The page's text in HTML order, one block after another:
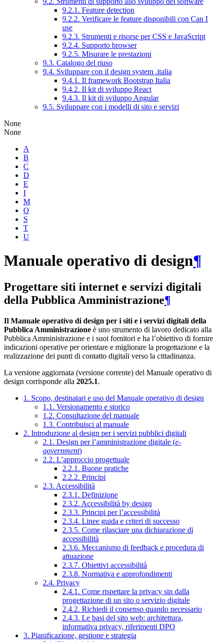
9.2.1. Feature detection
9.2.2. Verificare le feature disponibili con Can I
use
9.2.3. Strumenti e risorse per CSS e JavaScript
9.2.4. Supporto browser
9.2.5. Misurare le prestazioni
9.3. Catalogo del riuso
9.4. Sviluppare con il design system .italia
9.4.1. Il framework Bootstrap Italia
9.4.2. Il kit di sviluppo React
9.4.3. Il kit di sviluppo Angular
9.5. Sviluppare con i modelli di sito e servizi
None
None
A
B
C
D
E
I
M
O
S
T
U
Manuale operativo di design¶
Progettare siti internet e servizi digitali
della Pubblica Amministrazione¶
Il Manuale operativo di design per i siti e i servizi digitali della
Pubblica Amministrazione è uno strumento di lavoro dedicato alla
Pubblica Amministrazione e i suoi fornitori e ha l’obiettivo di fornire
indicazioni operative per orientare e migliorare la progettazione e la
realizzazione dei punti di contatto digitali verso la cittadinanza.
La versione aggiornata (versione corrente) del Manuale operativo di
design corrisponde alla 2025.1.
1. Scopo, destinatari e uso del Manuale operativo di design
1.1. Versionamento e storico
1.2. Consultazione del manuale
1.3. Contribuisci al manuale
2. Introduzione al design per i servizi pubblici digitali
2.1. Design per l’amministrazione digitale (e-
government)
2.2. L’approccio progettuale
2.2.1. Buone pratiche
2.2.2. Principi
2.3. Accessibilità
2.3.1. Definizione
2.3.2. Accessibilità by design
2.3.3. Principi per l’accessibilità
2.3.4. Linee guida e criteri di successo
2.3.5. Come rilasciare una dichiarazione di
accessibilità
2.3.6. Meccanismo di feedback e procedura di
attuazione
2.3.7. Obiettivi accessibilità
2.3.8. Normativa e approfondimenti
2.4. Privacy
2.4.1. Come rispettare la privacy sin dalla
progettazione di un sito o servizio digitale
2.4.2. Richiedi il consenso quando necessario
2.4.3. Le basi del sito web: architettura,
informativa privacy, riferimenti DPO
3. Pianificazione, gestione e strategia